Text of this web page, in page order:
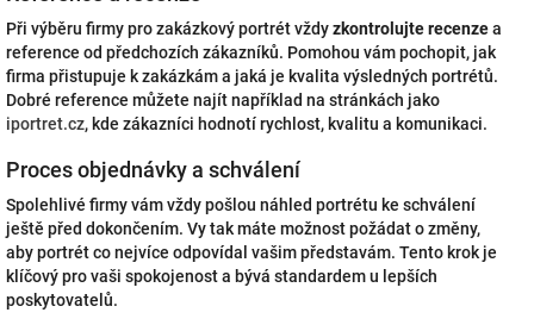
Při výběru firmy pro zakázkový portrét vždyzkontrolujte recenzea
reference od předchozích zákazníků. Pomohou vám pochopit, jak
firma přistupuje k zakázkám a jaká je kvalita výsledných portrétů.
Dobré reference můžete najít například na stránkách jako
iportret.cz, kde zákazníci hodnotí rychlost, kvalitu a komunikaci.
Proces objednávky a schválení
Spolehlivé firmy vám vždy pošlou náhled portrétu ke schválení
ještě před dokončením. Vy tak máte možnost požádat o změny,
aby portrét co nejvíce odpovídal vašim představám. Tento krok je
klíčový pro vaši spokojenost a bývá standardem u lepších
poskytovatelů.